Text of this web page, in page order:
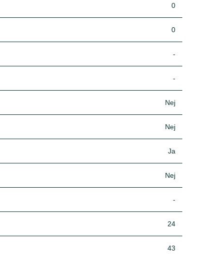
0
0
-
-
Nej
Nej
Ja
Nej
-
24
43